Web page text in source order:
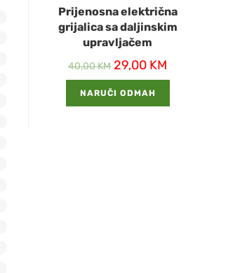
Prijenosna električna
grijalica sa daljinskim
upravljačem
40,00KM 29,00 KM
NARUČI ODMAH